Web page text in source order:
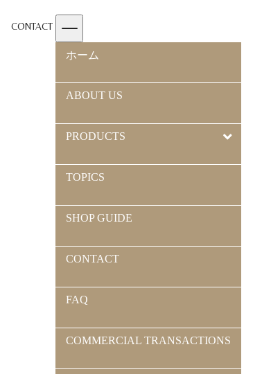
CONTACT
ホーム
ABOUT US
PRODUCTS
TOPICS
SHOP GUIDE
CONTACT
FAQ
COMMERCIAL TRANSACTIONS